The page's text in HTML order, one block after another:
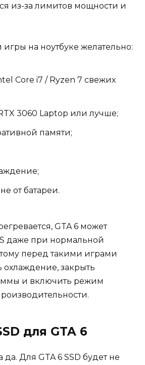
из-за лимитов мощности и
на ноутбуке желательно:
Core i7 / Ryzen 7 свежих
3060 Laptop или лучше;
памяти;
от батареи.
GTA 6 может
даже при нормальной
перед такими играми
охлаждение, закрыть
и включить режим
для GTA 6
Для GTA 6 SSD будет не